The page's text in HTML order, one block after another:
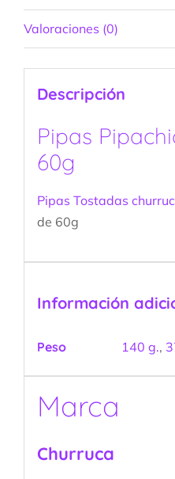
Valoraciones (0)
Descripción
Pipas
60g
Pipas Tostadas
de 60g
Información
Peso 140 g.,
Marca
Churruca